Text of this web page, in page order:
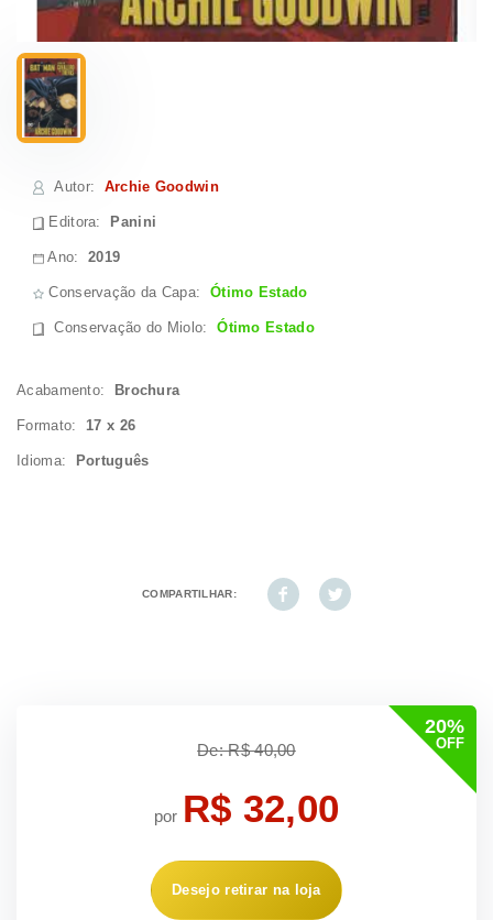
Autor: Archie Goodwin
Editora: Panini
Ano:2019
Conservação da Capa: Ótimo Estado
Conservação do Miolo:Ótimo Estado
Acabamento: Brochura
Formato: 17 x 26
Idioma: Português
COMPARTILHAR:
20%
OFF
De: R$ 40,00
por R$ 32,00
Desejo retirar na loja